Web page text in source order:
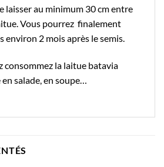
laisser au minimum 30 cm entre
Vous pourrez finalement
environ 2 mois après le semis.
consommez la laitue batavia
salade, en soupe…